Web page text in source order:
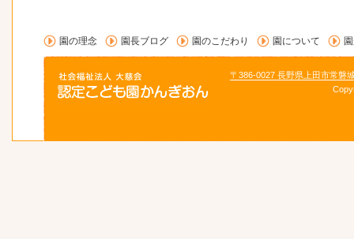
園の理念 園長ブログ 園のこだわり 園について
〒386-0027 長野県上田市常磐